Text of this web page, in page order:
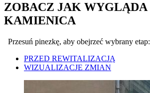
ZOBACZ JAK WYGLĄDA
KAMIENICA
Przesuń pinezkę, aby obejrzeć wybrany etap:
PRZED REWITALIZACJĄ
WIZUALIZACJE ZMIAN